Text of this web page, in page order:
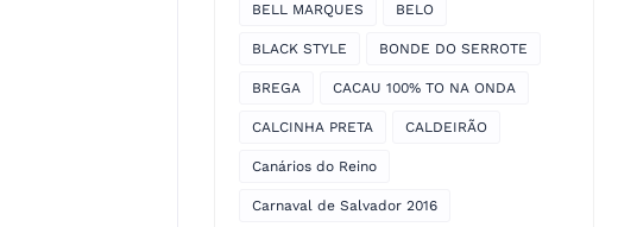
BELL MARQUES BELO
BLACK STYLE BONDE DO SERROTE
BREGA CACAU 100% TO NA ONDA
CALCINHA PRETA CALDEIRÃO
Canários do Reino
Carnaval de Salvador 2016